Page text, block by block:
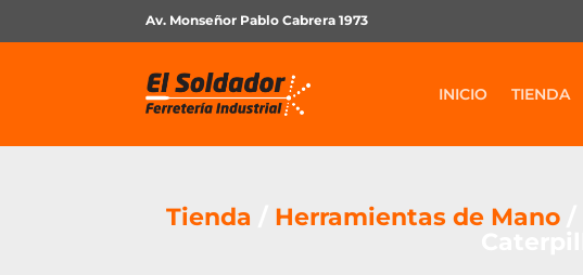
Av. Monseñor Pablo Cabrera 1973
INICIO TIENDA
Tienda Herramientas de Mano